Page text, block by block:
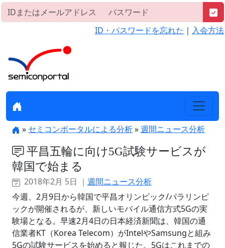
ID・パスワードを忘れた ｜ 入会方法
» セミコンポータルによる分析»週間ニュース分析
平昌五輪に向け5G試験サービスが
韓国で始まる
2018年2月 5日 ｜ 週間ニュース分析
今週、2月9日から韓国で平昌オリンピック/パラリンピ
ックが開催されるが、新しいモバイル通信方式5Gの実
験場となる。早速2月4日の日本経済新聞は、韓国の通
信業者KT（Korea Telecom）がIntelやSamsungと組み
5Gの試験サービスを始めると報じた。5Gはこれまでの